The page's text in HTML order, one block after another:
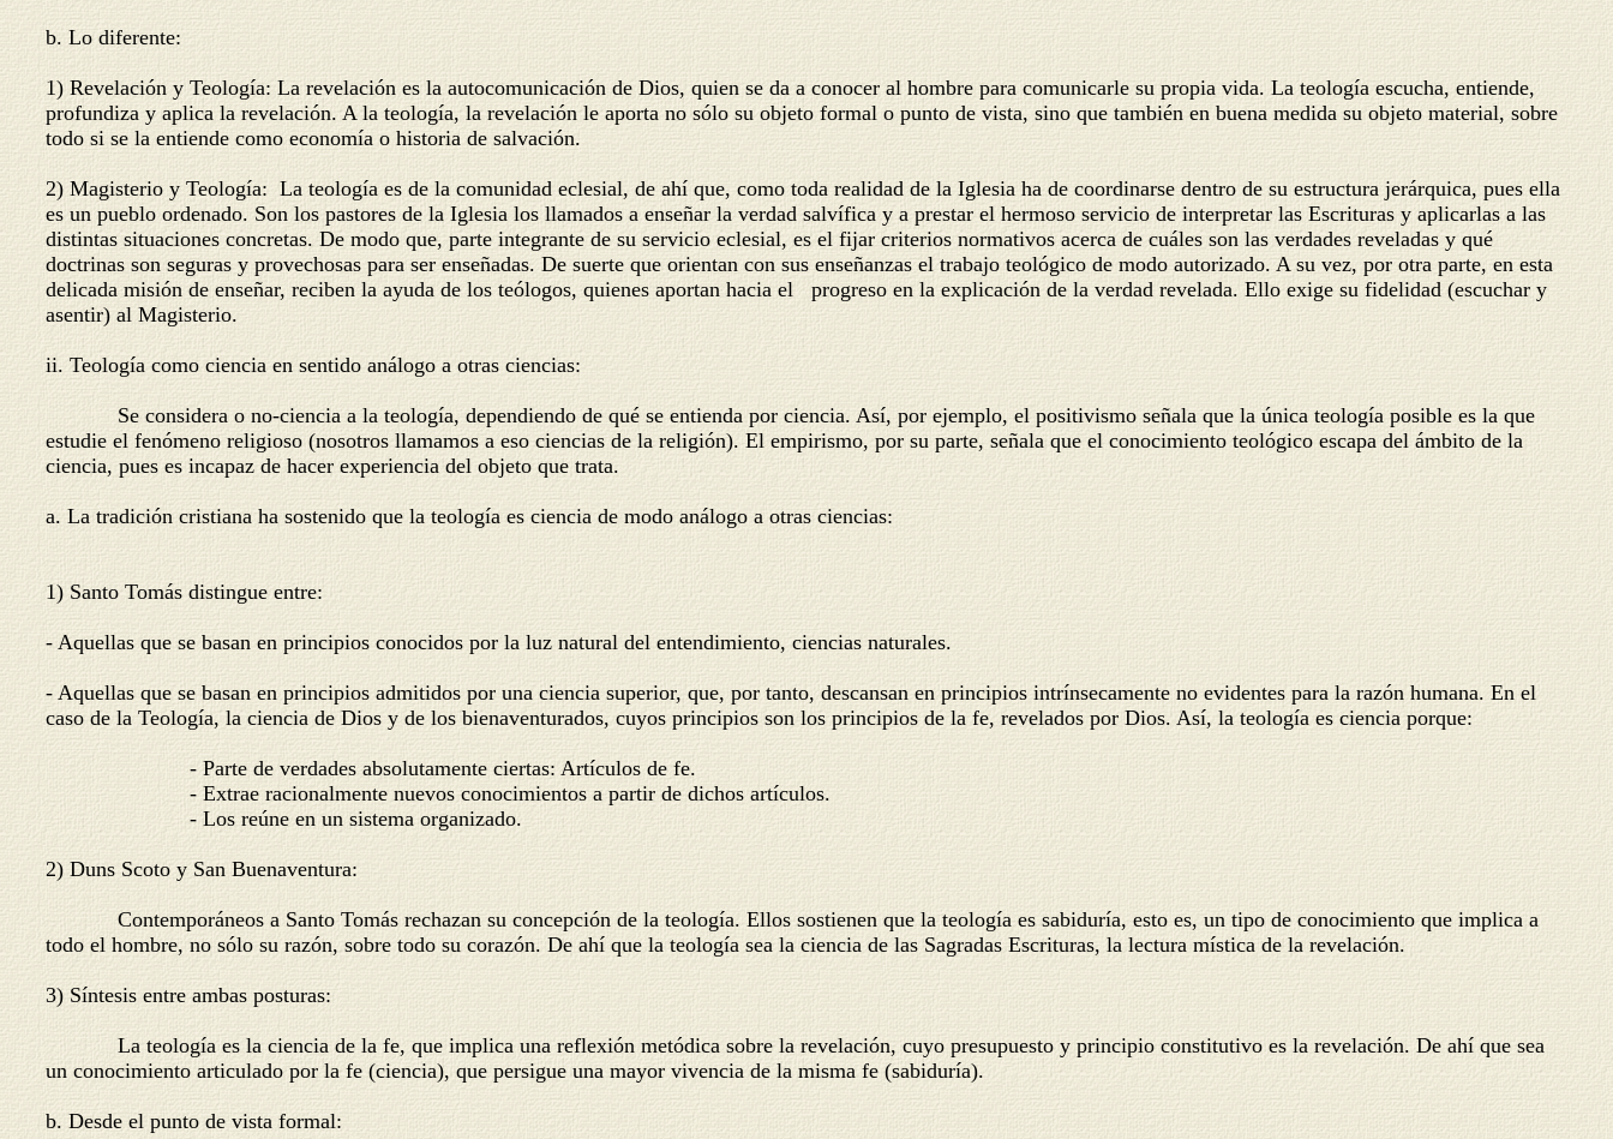
b. Lo diferente:
1) Revelación y Teología: La revelación es la autocomunicación de Dios, quien se da a conocer al hombre para comunicarle su propia vida. La teología escucha, entiende,
profundiza y aplica la revelación. A la teología, la revelación le aporta no sólo su objeto formal o punto de vista, sino que también en buena medida su objeto material, sobre
todo si se la entiende como economía o historia de salvación.
2) Magisterio y Teología: La teología es de la comunidad eclesial, de ahí que, como toda realidad de la Iglesia ha de coordinarse dentro de su estructura jerárquica, pues ella
es un pueblo ordenado. Son los pastores de la Iglesia los llamados a enseñar la verdad salvífica y a prestar el hermoso servicio de interpretar las Escrituras y aplicarlas a las
distintas situaciones concretas. De modo que, parte integrante de su servicio eclesial, es el fijar criterios normativos acerca de cuáles son las verdades reveladas y qué
doctrinas son seguras y provechosas para ser enseñadas. De suerte que orientan con sus enseñanzas el trabajo teológico de modo autorizado. A su vez, por otra parte, en esta
delicada misión de enseñar, reciben la ayuda de los teólogos, quienes aportan hacia el progreso en la explicación de la verdad revelada. Ello exige su fidelidad (escuchar y
asentir) al Magisterio.
ii. Teología como ciencia en sentido análogo a otras ciencias:
Se considera o no-ciencia a la teología, dependiendo de qué se entienda por ciencia. Así, por ejemplo, el positivismo señala que la única teología posible es la que
estudie el fenómeno religioso (nosotros llamamos a eso ciencias de la religión). El empirismo, por su parte, señala que el conocimiento teológico escapa del ámbito de la
ciencia, pues es incapaz de hacer experiencia del objeto que trata.
a. La tradición cristiana ha sostenido que la teología es ciencia de modo análogo a otras ciencias:
1) Santo Tomás distingue entre:
- Aquellas que se basan en principios conocidos por la luz natural del entendimiento, ciencias naturales.
- Aquellas que se basan en principios admitidos por una ciencia superior, que, por tanto, descansan en principios intrínsecamente no evidentes para la razón humana. En el
caso de la Teología, la ciencia de Dios y de los bienaventurados, cuyos principios son los principios de la fe, revelados por Dios. Así, la teología es ciencia porque:
- Parte de verdades absolutamente ciertas: Artículos de fe.
- Extrae racionalmente nuevos conocimientos a partir de dichos artículos.
- Los reúne en un sistema organizado.
2) Duns Scoto y San Buenaventura:
Contemporáneos a Santo Tomás rechazan su concepción de la teología. Ellos sostienen que la teología es sabiduría, esto es, un tipo de conocimiento que implica a
todo el hombre, no sólo su razón, sobre todo su corazón. De ahí que la teología sea la ciencia de las Sagradas Escrituras, la lectura mística de la revelación.
3) Síntesis entre ambas posturas:
La teología es la ciencia de la fe, que implica una reflexión metódica sobre la revelación, cuyo presupuesto y principio constitutivo es la revelación. De ahí que sea
un conocimiento articulado por la fe (ciencia), que persigue una mayor vivencia de la misma fe (sabiduría).
b. Desde el punto de vista formal: